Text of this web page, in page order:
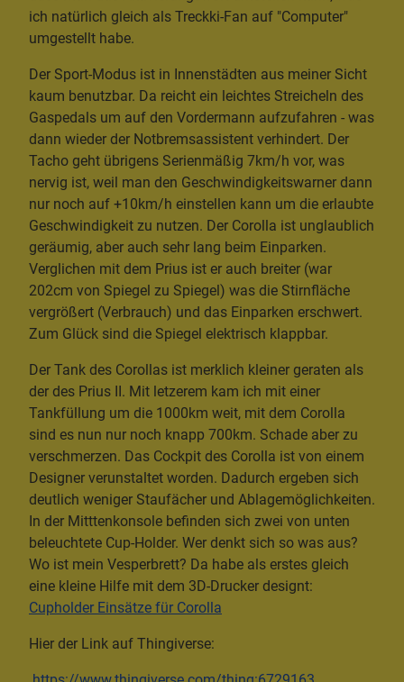
ich natürlich gleich als Treckki-Fan auf "Computer"
umgestellt habe.
Der Sport-Modus ist in Innenstädten aus meiner Sicht
kaum benutzbar. Da reicht ein leichtes Streicheln des
Gaspedals um auf den Vordermann aufzufahren - was
dann wieder der Notbremsassistent verhindert. Der
Tacho geht übrigens Serienmäßig 7km/h vor, was
nervig ist, weil man den Geschwindigkeitswarner dann
nur noch auf +10km/h einstellen kann um die erlaubte
Geschwindigkeit zu nutzen. Der Corolla ist unglaublich
geräumig, aber auch sehr lang beim Einparken.
Verglichen mit dem Prius ist er auch breiter (war
202cm von Spiegel zu Spiegel) was die Stirnfläche
vergrößert (Verbrauch) und das Einparken erschwert.
Zum Glück sind die Spiegel elektrisch klappbar.
Der Tank des Corollas ist merklich kleiner geraten als
der des Prius II. Mit letzerem kam ich mit einer
Tankfüllung um die 1000km weit, mit dem Corolla
sind es nun nur noch knapp 700km. Schade aber zu
verschmerzen. Das Cockpit des Corolla ist von einem
Designer verunstaltet worden. Dadurch ergeben sich
deutlich weniger Staufächer und Ablagemöglichkeiten.
In der Mitttenkonsole befinden sich zwei von unten
beleuchtete Cup-Holder. Wer denkt sich so was aus?
Wo ist mein Vesperbrett? Da habe als erstes gleich
eine kleine Hilfe mit dem 3D-Drucker designt:
Cupholder Einsätze für Corolla
Hier der Link auf Thingiverse: